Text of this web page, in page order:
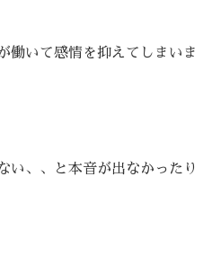
働いて感情を抑えてしまいま
い、、と本音が出なかったり